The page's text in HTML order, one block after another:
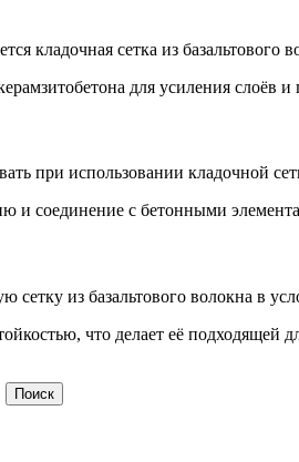
кладочная сетка из базальтового
для усиления слоёв
при использовании кладочной
и соединение с бетонными
сетку из базальтового волокна в
что делает её подходящей
Поиск